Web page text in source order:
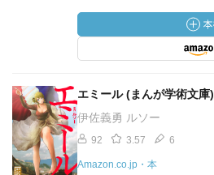
エミール (まんが学術文庫)
伊佐義勇 ルソー
92 3.57 6
Amazon.co.jp・本